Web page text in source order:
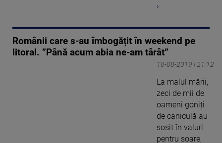
›
Românii care s-au îmbogățit în weekend pe
litoral. ”Până acum abia ne-am târât”
10-08-2019 | 21:12
La malul mării,
zeci de mii de
oameni goniți
de caniculă au
sosit în valuri
pentru soare,